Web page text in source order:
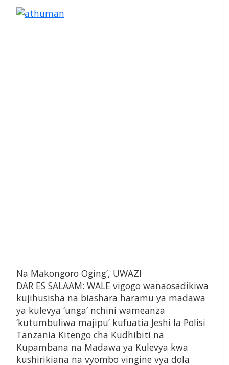
Na Makongoro Oging’, UWAZI
DAR ES SALAAM: WALE vigogo wanaosadikiwa
kujihusisha na biashara haramu ya madawa
ya kulevya ‘unga’ nchini wameanza
‘kutumbuliwa majipu’ kufuatia Jeshi la Polisi
Tanzania Kitengo cha Kudhibiti na
Kupambana na Madawa ya Kulevya kwa
kushirikiana na vyombo vingine vya dola